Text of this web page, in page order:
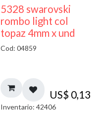
5328 swarovski
rombo light col
topaz 4mm x und
Cod: 04859
US$ 0,13
Inventario: 42406